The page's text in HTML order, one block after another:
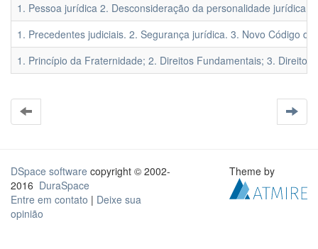
1. Pessoa jurídica 2. Desconsideração da personalidade jurídica
1. Precedentes judiciais. 2. Segurança jurídica. 3. Novo Código de
1. Princípio da Fraternidade; 2. Direitos Fundamentais; 3.
DSpace software copyright © 2002-
2016 DuraSpace
Entre em contato | Deixe sua
opinião
Theme by